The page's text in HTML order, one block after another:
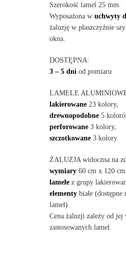
Szerokość lamel 25 mm.
Wyposażona w uchwyty
żaluzję w płaszczyźnie
okna.
DOSTĘPNA:
3 – 5 dni od pomiaru
LAMELE
lakierowane23 kolory,
drewnopodobne5
perforowane3 kolory,
szczotkowane3 kolory
ŻALUZJA widoczna na
wymiary60 cm x 120 cm
lamelez grupy
elementybiałe
lamel)
Cena żaluzji zależy od
zastosowanych lamel.